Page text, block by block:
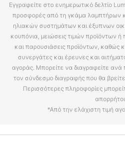
Εγγραφείτε στο ενημερωτικό δελτίο
προσφορές από τη γκάμα λαμπτήρων
ηλιακών συστημάτων και έξυπνων
κουπόνια, μειώσεις τιμών προϊόντων
και παρουσιάσεις προϊόντων, καθώς
συνεργάτες και έρευνες και
αγοράς. Μπορείτε να διαγραφείτε
τον σύνδεσμο διαγραφής που θα
Περισσότερες πληροφορίες
*Από την ελάχιστη τιμή